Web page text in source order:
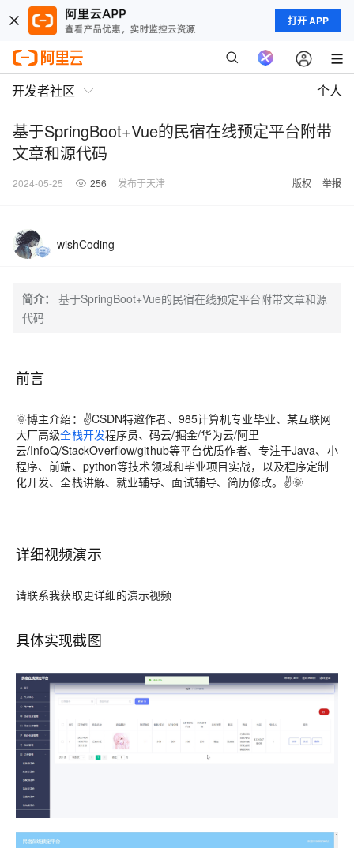
打开 APP
开发者社区 个人
基于SpringBoot+Vue的民宿在线预定平台附带
文章和源代码
2024-05-25 256 发布于天津 版权 举报
wishCoding
简介：
基于SpringBoot+Vue的民宿在线预定平台附带文章和源
代码
前言
🌞博主介绍 ：✌CSDN特邀作者、985计算机专业毕业、某互联网
大厂高级全栈开发程序员、码云/掘金/华为云/阿里
云/InfoQ/StackOverflow/github等平台优质作者、专注于Java、小
程序、前端、python等技术领域和毕业项目实战，以及程序定制
化开发、全栈讲解、就业辅导、面试辅导、简历修改。✌🌞
详细视频演示
请联系我获取更详细的演示视频
具体实现截图